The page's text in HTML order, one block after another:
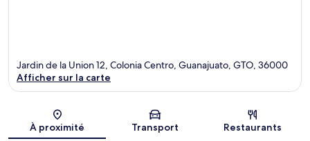
Carte
Jardin de la Union 12, Colonia Centro, Guanajuato, GTO, 36000
Afficher sur la carte
À proximité Transport Restaurants